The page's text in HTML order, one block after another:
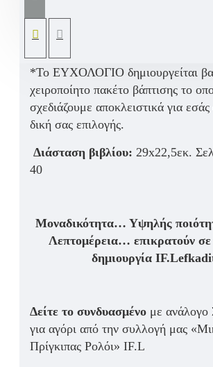
αγαπημένων σας καλεσμένων πάντα
*Το ΕΥΧΟΛΟΓΙΟ δημιουργείται
χειροποίητο πακέτο βάπτισης το
σχεδιάζουμε αποκλειστικά για
δική σας επιλογής.
Διάσταση βιβλίου: 29x22,5εκ.
40
Μοναδικότητα… Υψηλής
Λεπτομέρεια… επικρατούν
δημιουργία
Δείτε το συνδυασμένο με ανάλογο
για αγόρι από την συλλογή μας
Πρίγκιπας Ρολόι» IF.L